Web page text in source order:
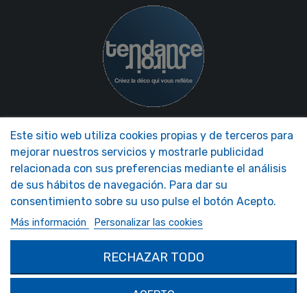
NOS MIROIRS
Accesorios Espejos
Espejos de autocaravanas
Espejos de seguridad
Espejos decorativos
Espejos personalizados
NUESTRA EMPRESA
Tendencia Espejo Presentación
FAQ - Foire aux Questions
MON COMPTE PRODUCTOS
Contáctenos
Este sitio web utiliza cookies propias y de terceros para
mejorar nuestros servicios y mostrarle publicidad
relacionada con sus preferencias mediante el análisis
de sus hábitos de navegación. Para dar su
consentimiento sobre su uso pulse el botón Acepto.
Más información Personalizar las cookies
RECHAZAR TODO